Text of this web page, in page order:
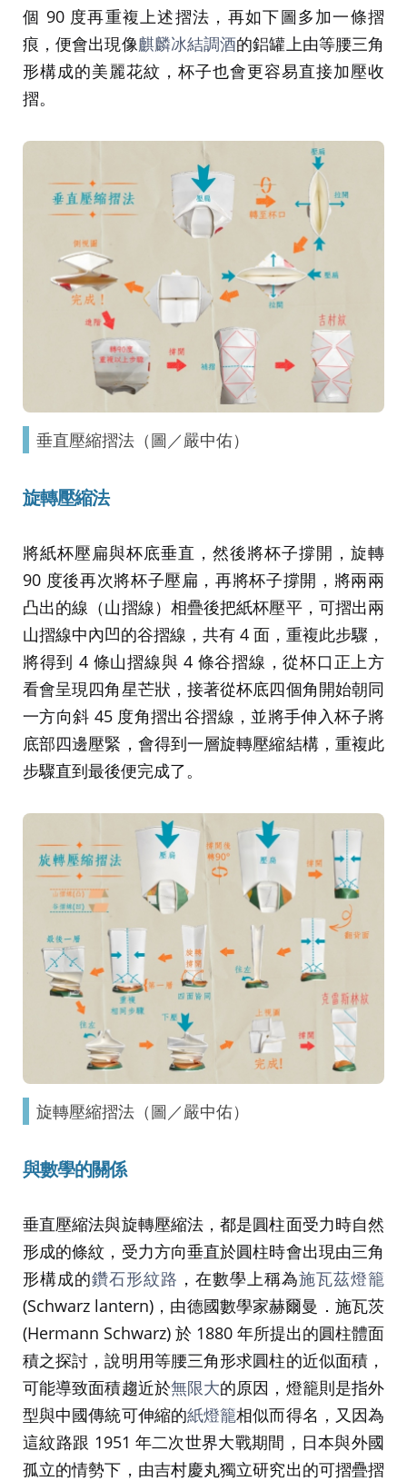
個 90 度再重複上述摺法，再如下圖多加一條摺
痕，便會出現像麒麟冰結調酒的鋁罐上由等腰三角
形構成的美麗花紋，杯子也會更容易直接加壓收
摺。
垂直壓縮摺法（圖／嚴中佑）
旋轉壓縮法
將紙杯壓扁與杯底垂直，然後將杯子撐開，旋轉
90 度後再次將杯子壓扁，再將杯子撐開，將兩兩
凸出的線（山摺線）相疊後把紙杯壓平，可摺出兩
山摺線中內凹的谷摺線，共有 4 面，重複此步驟，
將得到 4 條山摺線與 4 條谷摺線，從杯口正上方
看會呈現四角星芒狀，接著從杯底四個角開始朝同
一方向斜 45 度角摺出谷摺線，並將手伸入杯子將
底部四邊壓緊，會得到一層旋轉壓縮結構，重複此
步驟直到最後便完成了。
旋轉壓縮摺法（圖／嚴中佑）
與數學的關係
垂直壓縮法與旋轉壓縮法，都是圓柱面受力時自然
形成的條紋，受力方向垂直於圓柱時會出現由三角
形構成的鑽石形紋路 ，在數學上稱為施瓦茲燈籠
(Schwarz lantern)，由德國數學家赫爾曼．施瓦茨
(Hermann Schwarz) 於 1880 年所提出的圓柱體面
積之探討，說明用等腰三角形求圓柱的近似面積，
可能導致面積趨近於無限大的原因，燈籠則是指外
型與中國傳統可伸縮的紙燈籠相似而得名，又因為
這紋路跟 1951 年二次世界大戰期間，日本與外國
孤立的情勢下，由吉村慶丸獨立研究出的可摺疊摺